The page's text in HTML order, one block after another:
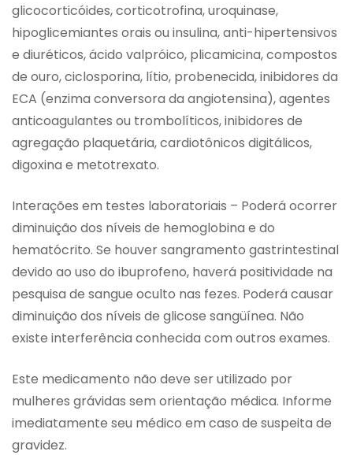
glicocorticóides, corticotrofina, uroquinase,
hipoglicemiantes orais ou insulina, anti-hipertensivos
e diuréticos, ácido valpróico, plicamicina, compostos
de ouro, ciclosporina, lítio, probenecida, inibidores da
ECA (enzima conversora da angiotensina), agentes
anticoagulantes ou trombolíticos, inibidores de
agregação plaquetária, cardiotônicos digitálicos,
digoxina e metotrexato.
Interações em testes laboratoriais – Poderá ocorrer
diminuição dos níveis de hemoglobina e do
hematócrito. Se houver sangramento gastrintestinal
devido ao uso do ibuprofeno, haverá positividade na
pesquisa de sangue oculto nas fezes. Poderá causar
diminuição dos níveis de glicose sangüínea. Não
existe interferência conhecida com outros exames.
Este medicamento não deve ser utilizado por
mulheres grávidas sem orientação médica. Informe
imediatamente seu médico em caso de suspeita de
gravidez.